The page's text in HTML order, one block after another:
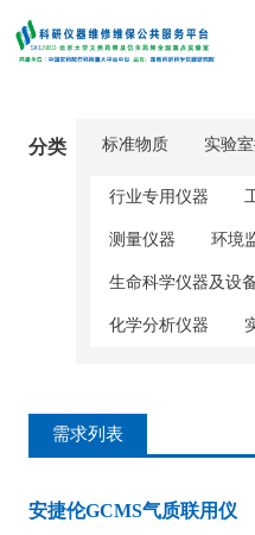
分类 标准物质 实验
行业专用仪器
测量仪器 环境
生命科学仪器及设
化学分析仪器
需求列表
安捷伦GCMS气质联用仪